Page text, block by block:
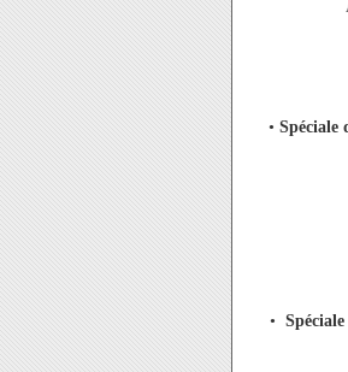
• Spéciale
•